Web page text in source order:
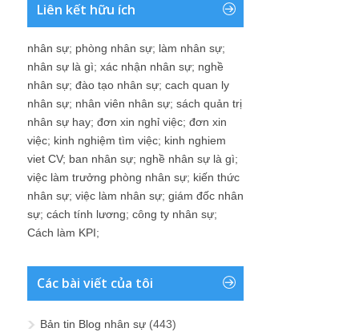
Liên kết hữu ích
nhân sự; phòng nhân sự; làm nhân sự;
nhân sự là gì; xác nhận nhân sự; nghề
nhân sự; đào tạo nhân sự; cach quan ly
nhân sự; nhân viên nhân sự; sách quản trị
nhân sự hay; đơn xin nghỉ việc; đơn xin
việc; kinh nghiệm tìm việc; kinh nghiem
viet CV; ban nhân sự; nghề nhân sự là gì;
việc làm trưởng phòng nhân sự; kiến thức
nhân sự; việc làm nhân sự; giám đốc nhân
sự; cách tính lương; công ty nhân sự;
Cách làm KPI;
Các bài viết của tôi
Bản tin Blog nhân sự (443)